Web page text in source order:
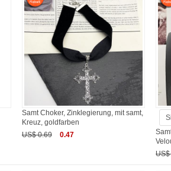
Samt Choker, Zinklegierung, mit samt,
Kreuz, goldfarben
US$ 0.69
0.47